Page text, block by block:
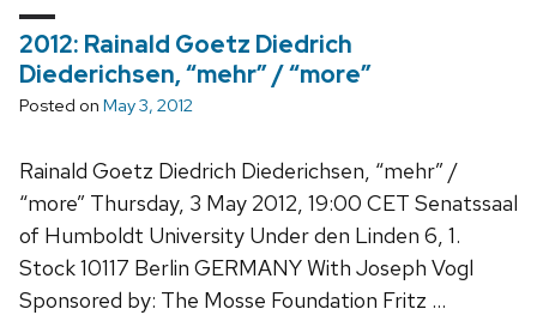
2012: Rainald Goetz Diedrich
Diederichsen, “mehr” / “more”
Posted on May 3, 2012
Rainald Goetz Diedrich Diederichsen, “mehr” /
“more” Thursday, 3 May 2012, 19:00 CET Senatssaal
of Humboldt University Under den Linden 6, 1.
Stock 10117 Berlin GERMANY With Joseph Vogl
Sponsored by: The Mosse Foundation Fritz …